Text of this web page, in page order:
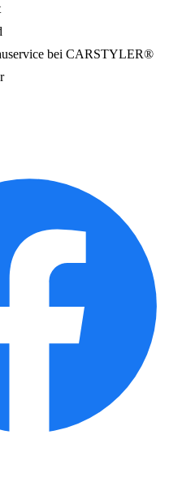
bei CARSTYLER®